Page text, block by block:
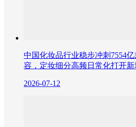
中国化妆品行业稳步冲刺7554
容，定妆细分高频日常化打开
2026-07-12